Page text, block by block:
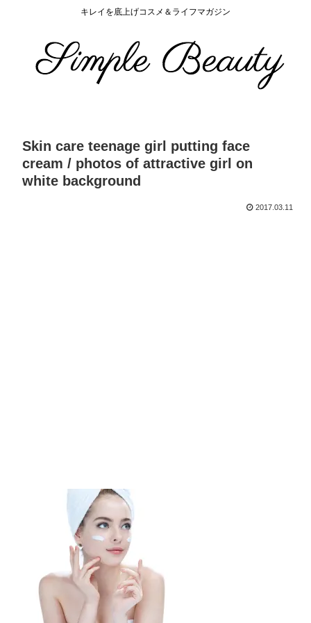
キレイを底上げコスメ＆ライフマガジン
Skin care teenage girl putting face
cream / photos of attractive girl on
white background
2017.03.11